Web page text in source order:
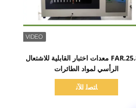
FAR.25.853 معدات اختبار القابلية للاشتعال
الرأسي لمواد الطائرات
ﺎﺘﺼﻟ ﺍﻶﻧ